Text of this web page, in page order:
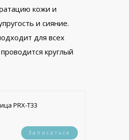
кожи и
и сияние.
для всех
круглый
PRX-T33
Записаться